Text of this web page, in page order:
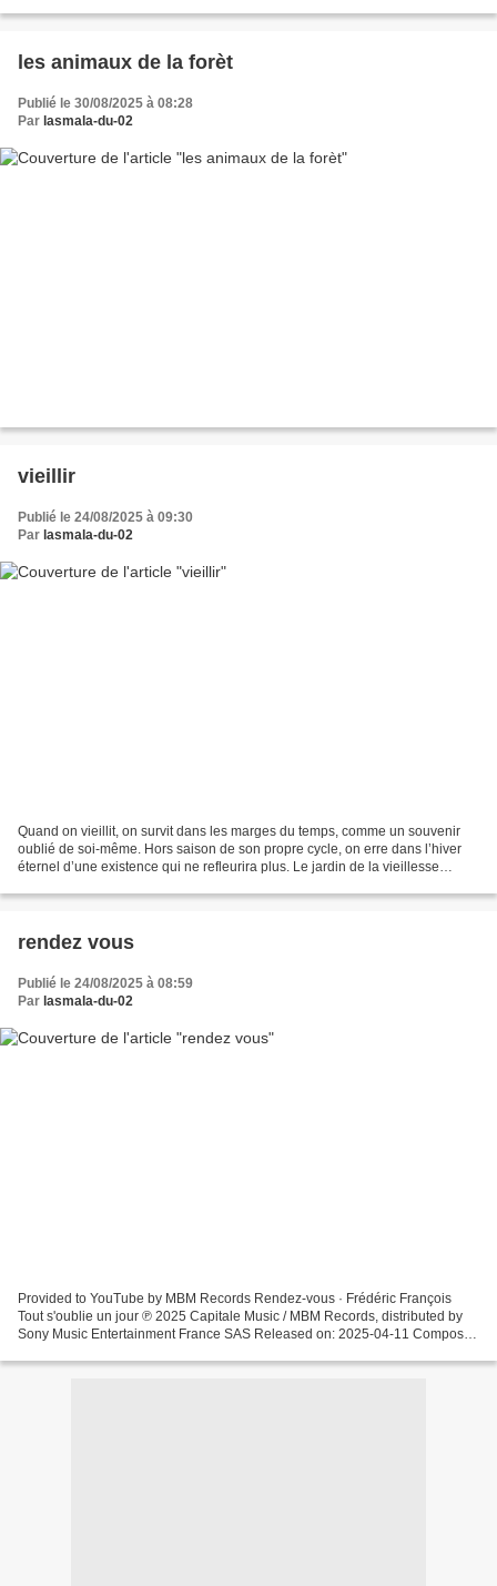
les animaux de la forèt
Publié le 30/08/2025 à 08:28
Par lasmala-du-02
vieillir
Publié le 24/08/2025 à 09:30
Par lasmala-du-02
Quand on vieillit, on survit dans les marges du temps, comme un souvenir
oublié de soi-même. Hors saison de son propre cycle, on erre dans l’hiver
éternel d’une existence qui ne refleurira plus. Le jardin de la vieillesse
rendez vous
Publié le 24/08/2025 à 08:59
Par lasmala-du-02
Provided to YouTube by MBM Records Rendez-vous · Frédéric François
Tout s'oublie un jour ℗ 2025 Capitale Music / MBM Records, distributed by
Sony Music Entertainment France SAS Released on: 2025-04-11 Composer,